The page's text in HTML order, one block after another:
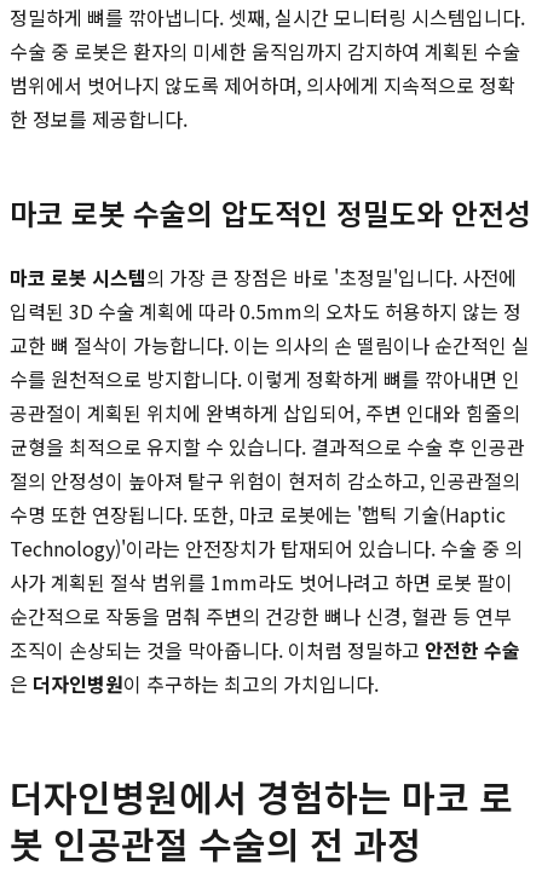
정밀하게 뼈를 깎아냅니다. 셋째, 실시간 모니터링 시스템입니다.
수술 중 로봇은 환자의 미세한 움직임까지 감지하여 계획된 수술
범위에서 벗어나지 않도록 제어하며, 의사에게 지속적으로 정확
한 정보를 제공합니다.
마코 로봇 수술의 압도적인 정밀도와 안전성
마코 로봇 시스템의 가장 큰 장점은 바로 '초정밀'입니다. 사전에
입력된 3D 수술 계획에 따라 0.5mm의 오차도 허용하지 않는 정
교한 뼈 절삭이 가능합니다. 이는 의사의 손 떨림이나 순간적인 실
수를 원천적으로 방지합니다. 이렇게 정확하게 뼈를 깎아내면 인
공관절이 계획된 위치에 완벽하게 삽입되어, 주변 인대와 힘줄의
균형을 최적으로 유지할 수 있습니다. 결과적으로 수술 후 인공관
절의 안정성이 높아져 탈구 위험이 현저히 감소하고, 인공관절의
수명 또한 연장됩니다. 또한, 마코 로봇에는 '햅틱 기술(Haptic
Technology)'이라는 안전장치가 탑재되어 있습니다. 수술 중 의
사가 계획된 절삭 범위를 1mm라도 벗어나려고 하면 로봇 팔이
순간적으로 작동을 멈춰 주변의 건강한 뼈나 신경, 혈관 등 연부
조직이 손상되는 것을 막아줍니다. 이처럼 정밀하고 안전한 수술
은 더자인병원이 추구하는 최고의 가치입니다.
더자인병원에서 경험하는 마코 로
봇 인공관절 수술의 전 과정